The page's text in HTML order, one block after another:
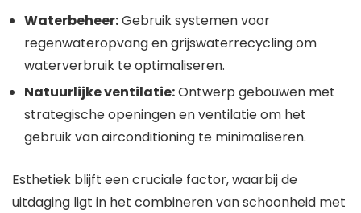
Waterbeheer:Gebruik systemen voor
regenwateropvang en grijswaterrecycling om
waterverbruik te optimaliseren.
Natuurlijke ventilatie:Ontwerp gebouwen met
strategische openingen en ventilatie om het
gebruik van airconditioning te minimaliseren.
Esthetiek blijft een cruciale factor, waarbij de
uitdaging ligt in het combineren van schoonheid met